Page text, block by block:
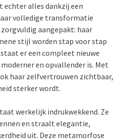
echter alles dankzij een
volledige transformatie
aangepakt: haar
stijl worden stap voor stap
er een compleet nieuwe
en opvallender is. Met
haar zelfvertrouwen zichtbaar,
sterker wordt.
werkelijk indrukwekkend. Ze
en straalt elegantie,
uit. Deze metamorfose